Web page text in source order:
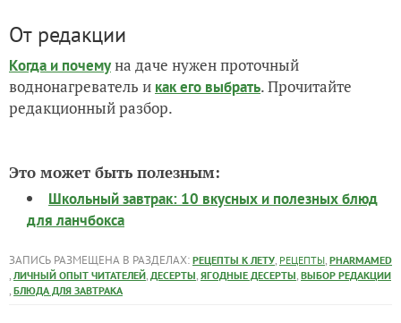
От редакции
Когда и почемуна даче нужен проточный
воднонагреватель и как его выбрать. Прочитайте
редакционный разбор.
Это может быть полезным:
Школьный завтрак: 10 вкусных и полезных блюд
для ланчбокса
ЗАПИСЬ РАЗМЕЩЕНА В РАЗДЕЛАХ: РЕЦЕПТЫ К ЛЕТУ, РЕЦЕПТЫ, PHARMAMED
, ЛИЧНЫЙ ОПЫТ ЧИТАТЕЛЕЙ, ДЕСЕРТЫ, ЯГОДНЫЕ ДЕСЕРТЫ, ВЫБОР РЕДАКЦИИ
, БЛЮДА ДЛЯ ЗАВТРАКА